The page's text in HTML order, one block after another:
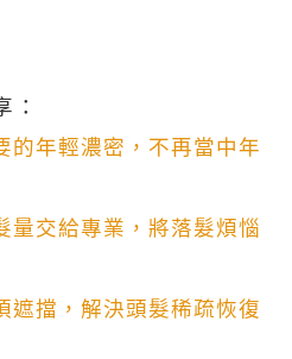
：
的年輕濃密，不再當中年
量交給專業，將落髮煩惱
遮擋，解決頭髮稀疏恢復